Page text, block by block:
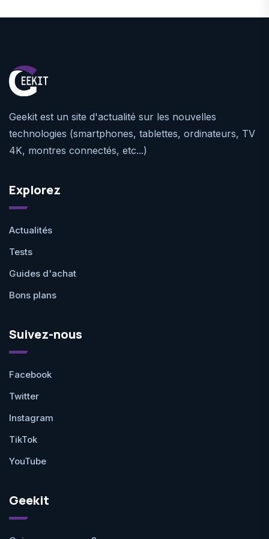
Geekit est un site d'actualité sur les nouvelles
technologies (smartphones, tablettes, ordinateurs, TV
4K, montres connectés, etc...)
Explorez
Actualités
Tests
Guides d'achat
Bons plans
Suivez-nous
Facebook
Twitter
Instagram
TikTok
YouTube
Geekit